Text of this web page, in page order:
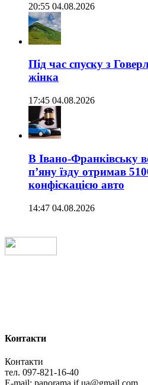
20:55 04.08.2026
Під час спуску з
жінка
17:45 04.08.2026
В Івано-Франківську
п’яну їзду отримав
конфіскацією авто
14:47 04.08.2026
Контакти
Контакти
тел. 097-821-16-40